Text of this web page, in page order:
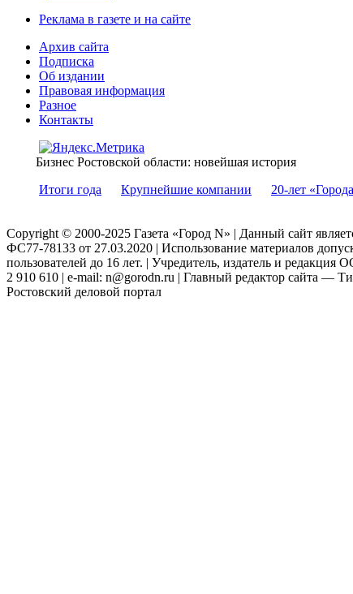
Реклама в газете и на сайте
Архив сайта
Подписка
Об издании
Правовая информация
Разное
Контакты
Бизнес Ростовской области: новейшая история
Итоги года
Крупнейшие компании 20-лет
Copyright © 2000-2025 Газета «Город N» | Данный сайт
ФС77-78133 от 27.03.2020 | Использование материалов
пользователей до 16 лет. | Учредитель, издатель и
2 910 610 | e-mail: n@gorodn.ru | Главный редактор сайта —
Ростовский деловой портал